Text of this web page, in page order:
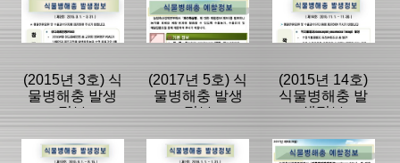
분류명 : 국내외
동향정보
|
2018/04/05
분류명 : 국내외
동향정보
|
2018/04/05
분류명 : 국내외
동향정보
|
2018/04/05
(2015년 3호) 식
물병해충 발생
정보
분류명 : 국내외
(2017년 5호) 식
물병해충 발생
정보
분류명 : 국내외
(2015년 14호)
식물병해충 발
생정보
분류명 : 국내외